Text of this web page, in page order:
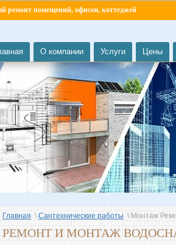
ремонт помещений, офисов, коттеджей
О компании Услуги Цены
Главная\ Сантехнические работы \ Монтаж
РЕМОНТ И МОНТАЖ